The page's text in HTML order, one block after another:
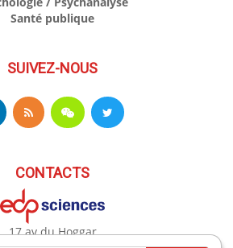
Santé publique
SUIVEZ-NOUS
CONTACTS
17 av du Hoggar